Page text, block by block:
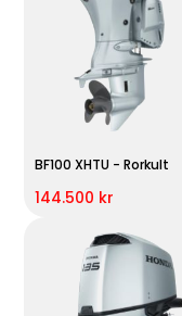
BF100 XHTU - Rorkult
144.500 kr